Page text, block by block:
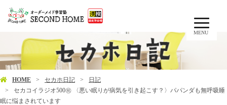
MENU
HOME セカホ日記
日記
セカコイラジオ500㊗️ 〈悪い眠りが病気を引き起こす？〉パパンダも無呼吸睡
眠に悩まされています